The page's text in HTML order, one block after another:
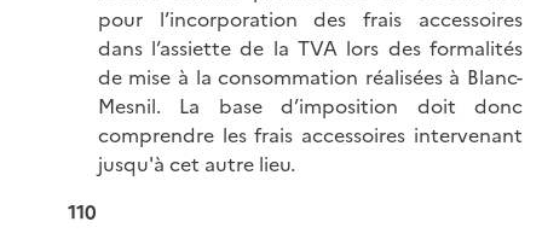
pour l’incorporation des frais accessoires
dans l’assiette de la TVA lors des formalités
de mise à la consommation réalisées à Blanc-
Mesnil. La base d’imposition doit donc
comprendre les frais accessoires intervenant
jusqu'à cet autre lieu.
110